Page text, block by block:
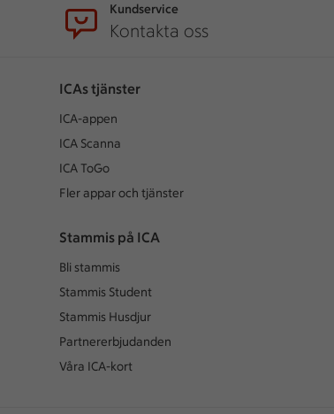
Kundservice
Kontakta oss
ICAs tjänster
ICA-appen
ICA Scanna
ICA ToGo
Fler appar och tjänster
Stammis på ICA
Bli stammis
Stammis Student
Stammis Husdjur
Partnererbjudanden
Våra ICA-kort